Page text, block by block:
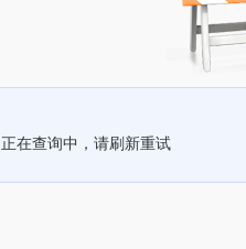
正在查询中，请刷新重试